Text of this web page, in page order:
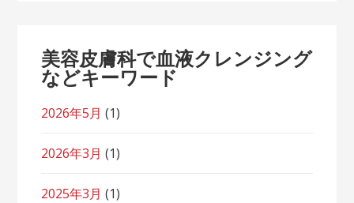
美容皮膚科で血液クレンジング
などキーワード
2026年5月 (1)
2026年3月 (1)
2025年3月 (1)